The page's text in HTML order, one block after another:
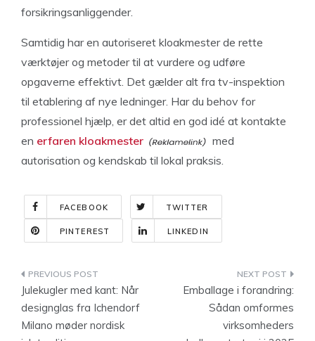
forsikringsanliggender.
Samtidig har en autoriseret kloakmester de rette
værktøjer og metoder til at vurdere og udføre
opgaverne effektivt. Det gælder alt fra tv-inspektion
til etablering af nye ledninger. Har du behov for
professionel hjælp, er det altid en god idé at kontakte
en erfaren kloakmester
med
autorisation og kendskab til lokal praksis.
FACEBOOK TWITTER
PINTEREST LINKEDIN
Indlægsnavigation
Julekugler med kant: Når
designglas fra Ichendorf
Milano møder nordisk
Emballage i forandring:
Sådan omformes
virksomheders